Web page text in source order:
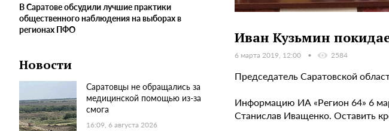
В Саратове обсудили лучшие практики
общественного наблюдения на выборах в
регионах ПФО
Новости
Саратовцы не обращались за
медицинской помощью из-за
смога
16:09, 6 августа 2026
Иван Кузьмин
6 марта 2019, 12:00 2584
Председатель Саратовской
Информацию ИА «Регион 64» 6
Станислав Иващенко. Оставить